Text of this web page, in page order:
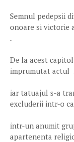
Semnul pedepsii
onoare si victorie
.
De la acest
imprumutat actul
iar tatuajul s-a
excluderii intr-o
intr-un anumit
apartenenta